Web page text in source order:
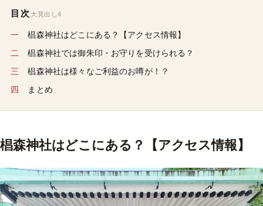
目次 大見出し4
椙森神社はどこにある？【アクセス情報】
椙森神社では御朱印・お守りを受けられる？
椙森神社は様々なご利益のお噂が！？
まとめ
椙森神社はどこにある？【アクセス情報】